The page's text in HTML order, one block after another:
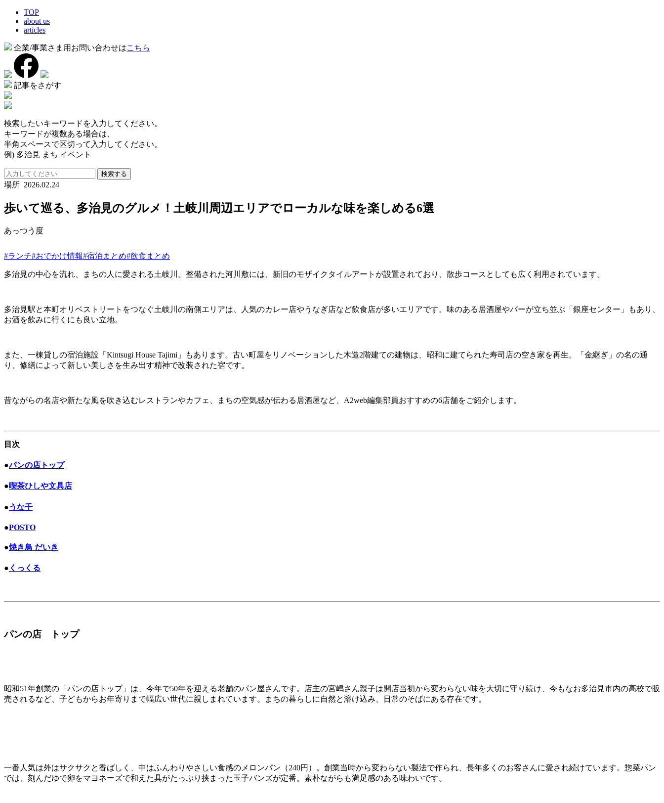
TOP
about us
articles
企業/事業さま用お問い合わせはこちら
記事をさがす
検索したいキーワードを入力してください。
キーワードが複数ある場合は、
半角スペースで区切って入力してください。
例) 多治見 まち イベント
検索する
場所 2026.02.24
歩いて巡る、多治見のグルメ！土岐川周辺エリアでローカルな味を楽しめる6選
あっつう度
#ランチ#おでかけ情報#宿泊まとめ#飲食まとめ
多治見の中心を流れ、まちの人に愛される土岐川。整備された河川敷には、新旧のモザイクタイルアートが設置されており、散歩コースとしても広く利用されています。
多治見駅と本町オリベストリートをつなぐ土岐川の南側エリアは、人気のカレー店やうなぎ店など飲食店が多いエリアです。味のある居酒屋やバーが立ち並ぶ「銀座センター」もあり、
お酒を飲みに行くにも良い立地。
また、一棟貸しの宿泊施設「Kintsugi House Tajimi」もあります。古い町屋をリノベーションした木造2階建ての建物は、昭和に建てられた寿司店の空き家を再生。「金継ぎ」の名の通
り、修繕によって新しい美しさを生み出す精神で改装された宿です。
昔ながらの名店や新たな風を吹き込むレストランやカフェ、まちの空気感が伝わる居酒屋など、A2web編集部員おすすめの6店舗をご紹介します。
目次
●パンの店トップ
●喫茶ひしや文具店
●うな千
●POSTO
●焼き鳥 だいき
● くっくる
パンの店 トップ
昭和51年創業の「パンの店トップ」は、今年で50年を迎える老舗のパン屋さんです。店主の宮嶋さん親子は開店当初から変わらない味を大切に守り続け、今もなお多治見市内の高校で販
売されるなど、子どもからお年寄りまで幅広い世代に親しまれています。まちの暮らしに自然と溶け込み、日常のそばにある存在です。
一番人気は外はサクサクと香ばしく、中はふんわりやさしい食感のメロンパン（240円）。創業当時から変わらない製法で作られ、長年多くのお客さんに愛され続けています。惣菜パン
では、刻んだゆで卵をマヨネーズで和えた具がたっぷり挟まった玉子バンズが定番。素朴ながらも満足感のある味わいです。